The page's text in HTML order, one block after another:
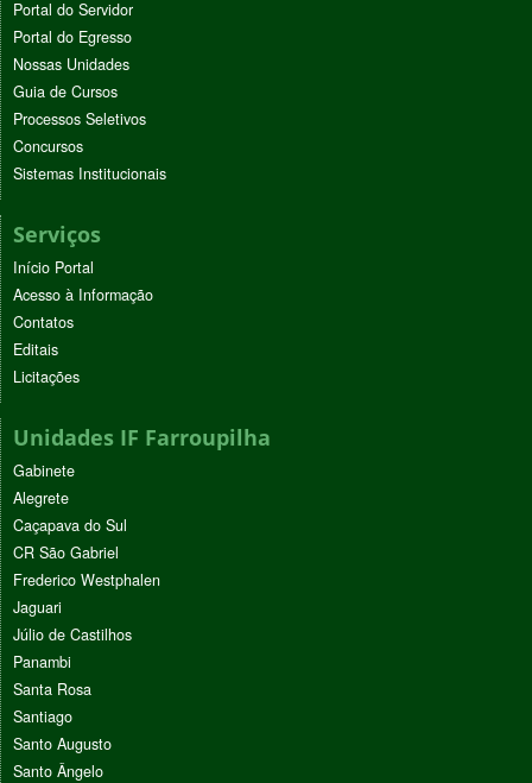
Portal do Servidor
Portal do Egresso
Nossas Unidades
Guia de Cursos
Processos Seletivos
Concursos
Sistemas Institucionais
Serviços
Início Portal
Acesso à Informação
Contatos
Editais
Licitações
Unidades IF Farroupilha
Gabinete
Alegrete
Caçapava do Sul
CR São Gabriel
Frederico Westphalen
Jaguari
Júlio de Castilhos
Panambi
Santa Rosa
Santiago
Santo Augusto
Santo Ângelo